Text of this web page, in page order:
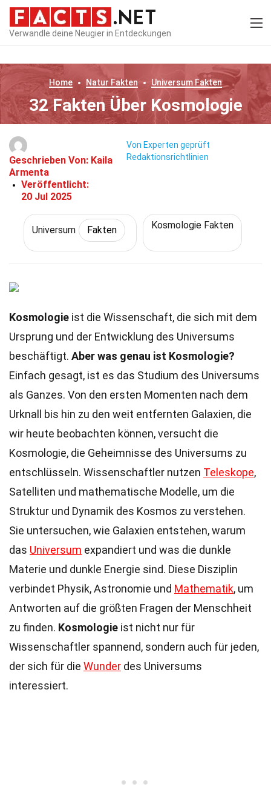
Verwandle deine Neugier in Entdeckungen
Home Natur Fakten Universum Fakten
32 Fakten Über Kosmologie
Geschrieben Von: Kaila
Armenta
Veröffentlicht:
20 Jul 2025
Von Experten geprüft
Redaktionsrichtlinien
Universum Fakten Kosmologie Fakten
Kosmologie ist die Wissenschaft, die sich mit dem
Ursprung und der Entwicklung des Universums
beschäftigt. Aber was genau ist Kosmologie?
Einfach gesagt, ist es das Studium des Universums
als Ganzes. Von den ersten Momenten nach dem
Urknall bis hin zu den weit entfernten Galaxien, die
wir heute beobachten können, versucht die
Kosmologie, die Geheimnisse des Universums zu
entschlüsseln. Wissenschaftler nutzen Teleskope,
Satelliten und mathematische Modelle, um die
Struktur und Dynamik des Kosmos zu verstehen.
Sie untersuchen, wie Galaxien entstehen, warum
das Universum expandiert und was die dunkle
Materie und dunkle Energie sind. Diese Disziplin
verbindet Physik, Astronomie und Mathematik, um
Antworten auf die größten Fragen der Menschheit
zu finden. Kosmologie ist nicht nur für
Wissenschaftler spannend, sondern auch für jeden,
der sich für die Wunder des Universums
interessiert.